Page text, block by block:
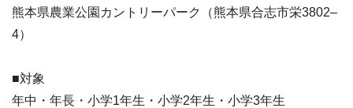
熊本県農業公園カントリーパーク（熊本県合志市栄3802–
4）
■対象
年中・年長・小学1年生・小学2年生・小学3年生